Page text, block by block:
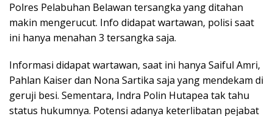
Polres Pelabuhan Belawan tersangka yang ditahan
makin mengerucut. Info didapat wartawan, polisi saat
ini hanya menahan 3 tersangka saja.
Informasi didapat wartawan, saat ini hanya Saiful Amri,
Pahlan Kaiser dan Nona Sartika saja yang mendekam di
geruji besi. Sementara, Indra Polin Hutapea tak tahu
status hukumnya. Potensi adanya keterlibatan pejabat